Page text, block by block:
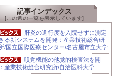
記事インデックス
[この週の一覧を表示しています]
肝炎の進行度を入院せずに測定
る新システムを開発：産業技術総合研
/国立国際医療センター/名古屋市立大学
嗅覚機能の他覚的検査法を開
産業技術総合研究所/自治医科大学